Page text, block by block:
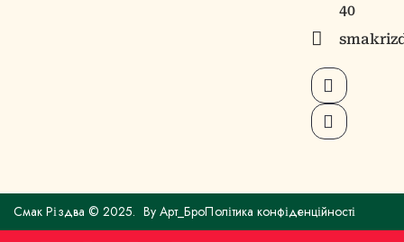
40
Смак Різдва © 2025. By Арт_БроПолітика конфіденційності